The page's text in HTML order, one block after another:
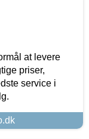
at levere
priser,
service i